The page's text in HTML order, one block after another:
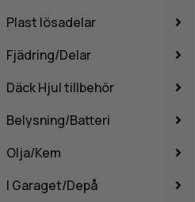
Plast lösadelar
Fjädring/Delar
Däck Hjul tillbehör
Belysning/Batteri
Olja/Kem
I Garaget/Depå